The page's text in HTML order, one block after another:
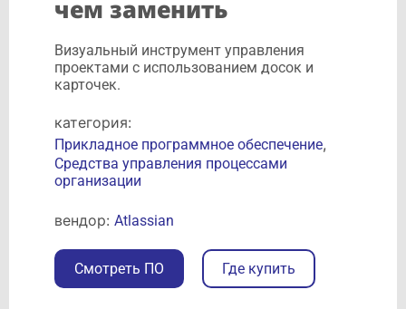
чем заменить
Визуальный инструмент управления
проектами с использованием досок и
карточек.
категория:
Прикладное программное обеспечение,
Средства управления процессами
организации
вендор: Atlassian
Смотреть ПО Где купить